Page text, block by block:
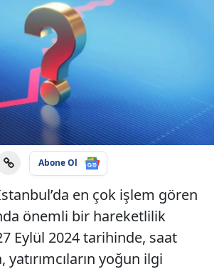
Abone Ol
en çok işlem gören
önemli bir hareketlilik
Eylül 2024 tarihinde, saat
yatırımcıların yoğun ilgi